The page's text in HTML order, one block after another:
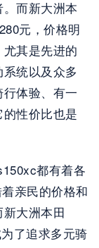
而新大洲本
元，价格明
其是先进的
统以及众多
体验、有一
性价比也是
都有着各
亲民的价格和
大洲本田
了追求多元骑